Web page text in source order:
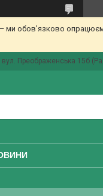
обов’язково
вул. Преображенська 15б